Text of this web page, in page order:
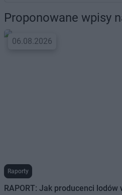
Proponowane wpisy
06.08.2026
Raporty
RAPORT: Jak producenci lodów